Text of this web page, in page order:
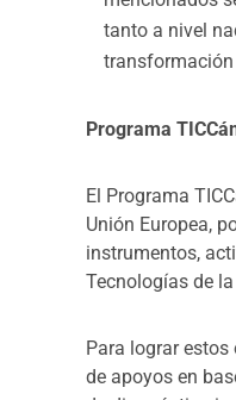
Unión Europea,
instrumentos,
Tecnologías de
Para lograr estos
de diagnóstico
TIC.